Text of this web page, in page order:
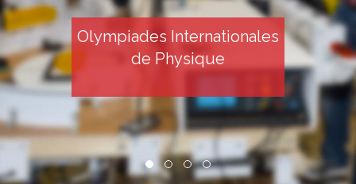
Olympiades Internationales
de Physique